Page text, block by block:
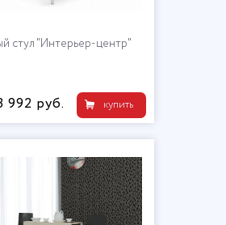
стул "Интерьер-центр"
купить
992 руб.